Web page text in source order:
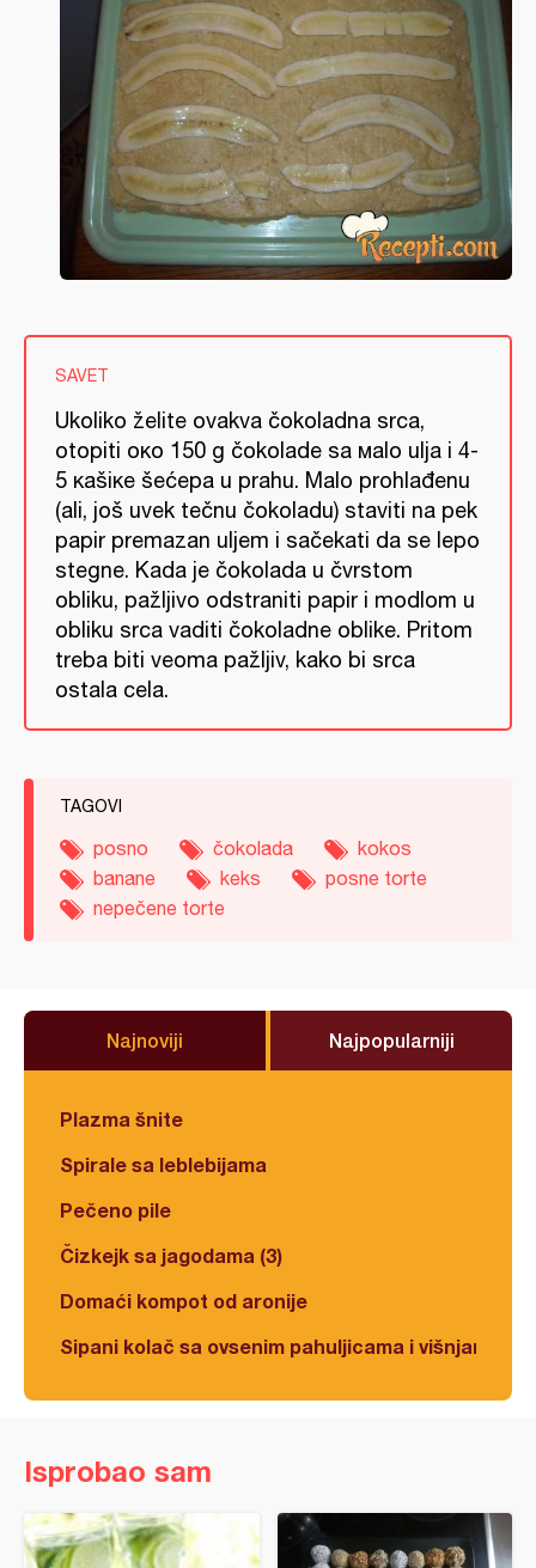
SAVET
Ukoliko želite ovakva čokoladna srca,
оtоpiti око 150 g čokoladе sа маlо uljа i 4-
5 каšiке šеćера u prahu. Маlо prohlađenu
(аli, još uvek tečnu čokoladu) staviti na pek
papir premazan uljem i sačekati da se lepo
stegne. Каda je čokolada u čvrstom
obliku, pažljivo odstraniti papir i modlom u
obliku srca vaditi čokoladne oblike. Pritom
treba biti veoma pažljiv, kako bi srca
ostala cela.
TAGOVI
posno čokolada
kokos
banane
keks
posne torte
nepečene torte
Najnoviji Najpopularniji
Plazma šnite
Spirale sa leblebijama
Pečeno pile
Čizkejk sa jagodama (3)
Domaći kompot od aronije
Sipani kolač sa ovsenim pahuljicama i višnjama
Isprobao sam